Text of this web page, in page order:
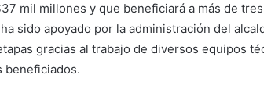
mil millones y que beneficiará a más de
sido apoyado por la administración del
gracias al trabajo de diversos equipos
beneficiados.